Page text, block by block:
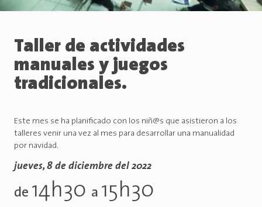
Taller de actividades
manuales y juegos
tradicionales.
Este mes se ha planificado con los niñ@s que asistieron a los
talleres venir una vez al mes para desarrollar una manualidad
por navidad.
jueves, 8 de diciembre del 2022
de 14h30 a 15h30